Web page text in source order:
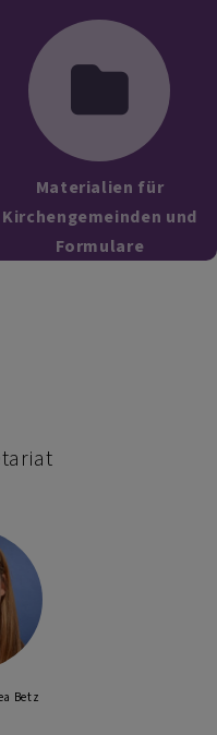
Materialien für
Kirchengemeinden und
Formulare
Betz